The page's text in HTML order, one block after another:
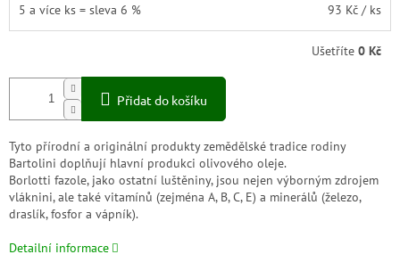
5 a více ks = sleva 6 % 93 Kč / ks
Ušetříte 0 Kč
Přidat do košíku
Tyto přírodní a originální produkty zemědělské tradice rodiny
Bartolini doplňují hlavní produkci olivového oleje.
Borlotti fazole, jako ostatní luštěniny, jsou nejen výborným zdrojem
vláknini, ale také vitamínů (zejména A, B, C, E) a minerálů (železo,
draslík, fosfor a vápník).
Detailní informace